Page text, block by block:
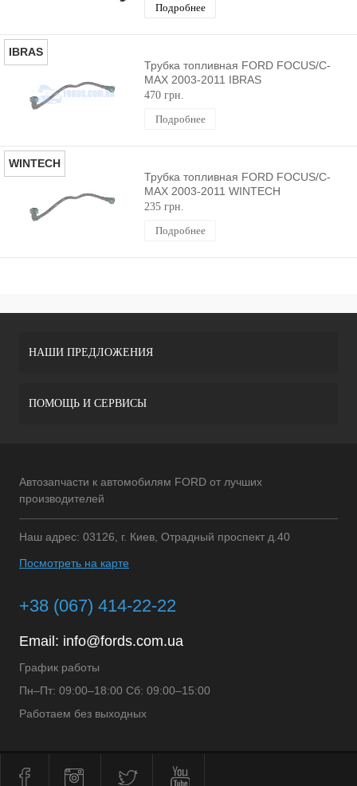
Подробнее
IBRAS
Трубка топливная FORD FOCUS/C-
MAX 2003-2011 IBRAS
470 грн.
Подробнее
WINTECH
Трубка топливная FORD FOCUS/C-
MAX 2003-2011 WINTECH
235 грн.
Подробнее
НАШИ ПРЕДЛОЖЕНИЯ
ПОМОЩЬ И СЕРВИСЫ
Автозапчасти к автомобилям FORD от лучших
производителей
Наш адрес: 03126, г. Киев, Отрадный проспект д.40
Посмотреть на карте
+38 (067) 414-22-22
Email: info@fords.com.ua
График работы
Пн–Пт: 09:00–18:00 Сб: 09:00–15:00
Работаем без выходных